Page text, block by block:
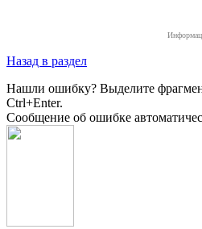
Назад в раздел
Нашли ошибку? Выделите
Ctrl+Enter.
Сообщение об ошибке